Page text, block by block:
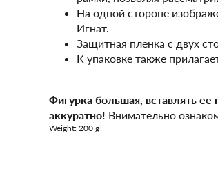
На одной стороне
Игнат.
Защитная пленка с двух
К упаковке также
Фигурка большая, вставлять
аккуратно! Внимательно
Weight: 200 g